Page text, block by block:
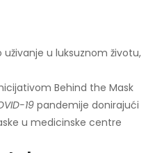
u luksuznom životu,
Behind the Mask
19 pandemije donirajući
u medicinske centre